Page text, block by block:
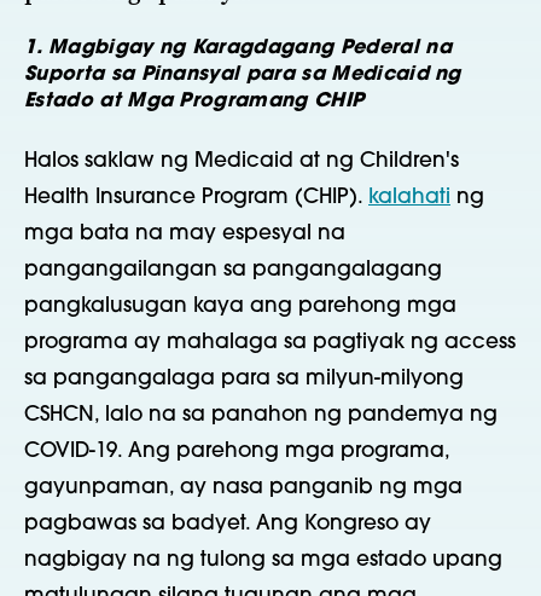
1. Magbigay ng Karagdagang Pederal na
Suporta sa Pinansyal para sa Medicaid ng
Estado at Mga Programang CHIP
Halos saklaw ng Medicaid at ng Children's
Health Insurance Program (CHIP). kalahati ng
mga bata na may espesyal na
pangangailangan sa pangangalagang
pangkalusugan kaya ang parehong mga
programa ay mahalaga sa pagtiyak ng access
sa pangangalaga para sa milyun-milyong
CSHCN, lalo na sa panahon ng pandemya ng
COVID-19. Ang parehong mga programa,
gayunpaman, ay nasa panganib ng mga
pagbawas sa badyet. Ang Kongreso ay
nagbigay na ng tulong sa mga estado upang